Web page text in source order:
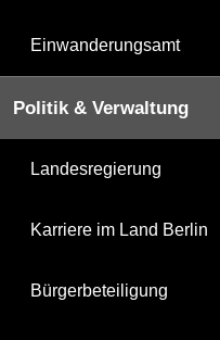
Einwanderungsamt
Politik & Verwaltung
Landesregierung
Karriere im Land Berlin
Bürgerbeteiligung